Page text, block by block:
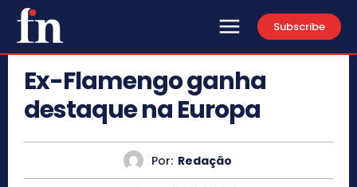
Subscribe
Ex-Flamengo ganha
destaque na Europa
Por: Redação